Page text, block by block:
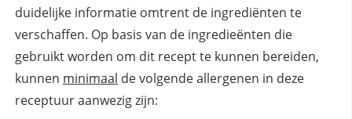
duidelijke informatie omtrent de ingrediënten te
verschaffen. Op basis van de ingredieënten die
gebruikt worden om dit recept te kunnen bereiden,
kunnen minimaal de volgende allergenen in deze
receptuur aanwezig zijn: